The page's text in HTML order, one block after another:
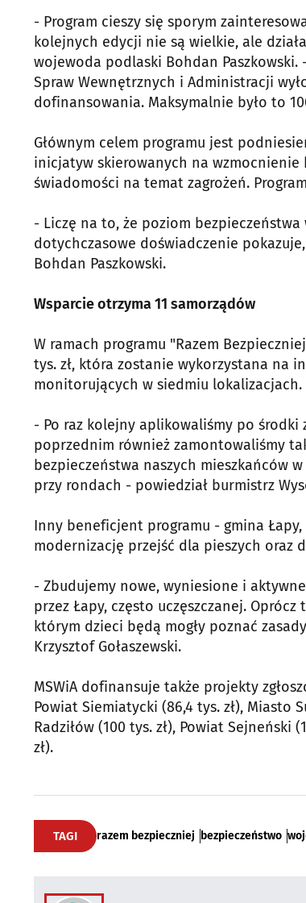
- Program cieszy się sporym
kolejnych edycji nie są wielkie, ale
wojewoda podlaski Bohdan Paszkowski.
Spraw Wewnętrznych i Administracji
dofinansowania. Maksymalnie było to
Głównym celem programu jest
inicjatyw skierowanych na
świadomości na temat zagrożeń.
- Liczę na to, że poziom
dotychczasowe doświadczenie
Bohdan Paszkowski.
Wsparcie otrzyma 11 samorządów
W ramach programu "Razem
tys. zł, która zostanie wykorzystana na
monitorujących w siedmiu lokalizacjach.
- Po raz kolejny aplikowaliśmy po środki
poprzednim również zamontowaliśmy
bezpieczeństwa naszych mieszkańców
przy rondach - powiedział burmistrz
Inny beneficjent programu - gmina
modernizację przejść dla pieszych oraz
- Zbudujemy nowe, wyniesione i
przez Łapy, często uczęszczanej.
którym dzieci będą mogły poznać
Krzysztof Gołaszewski.
MSWiA dofinansuje także projekty
Powiat Siemiatycki (86,4 tys. zł), Miasto
Radziłów (100 tys. zł), Powiat Sejneński
zł).
TAGI razem bezpieczniej bezpieczeństwo